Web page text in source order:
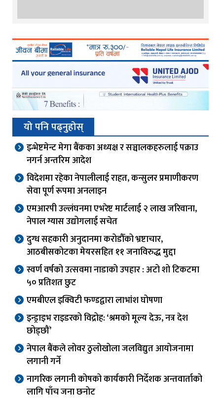
यो पनि पढ्नुहोस्
इन्भेष्टमेन्ट मेगा बैंकका अध्यक्ष र सञ्चालकहरुलाई पक्राउ
नगर्न अन्तरिम आदेश
विदेशमा रहेका नेपालीलाई राहत, कन्सुलर प्रमाणीकरण
सेवा पूर्ण रूपमा अनलाइन
एमआरपी उल्लंघनमा एभरेष्ट मार्टलाई २ लाख जरिवाना,
नेपाल ग्यास उद्योगलाई सचेत
दुग्ध सहकारी अनुदानमा करोडौँको भ्रष्टाचार,
आठबीसकोटका मेयरसहित ११ जनाविरुद्ध मुद्दा
स्वर्ण वर्षको उत्सवमा नाडाको उपहार : अटो शो टिकटमा
५० प्रतिशत छुट
एमबीएल इक्विटी फण्डद्वारा लाभांश घोषणा
इन्ड्राइभ राइडरको विद्रोह: ‘श्रमको मूल्य देऊ, नत्र देश
छोड्छौं’
नेपाल बैंकले लोवर ठुलोखोला जलविद्युत आयोजनामा
लगानी गर्ने
नागरिक लगानी कोषको कार्यकारी निर्देशक अन्तवार्ताको
लागि पाँच जना छनोट